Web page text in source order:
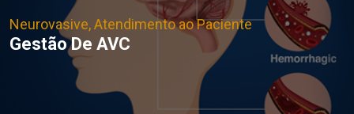
Neurovasive, Atendimento ao Paciente
Gestão De AVC